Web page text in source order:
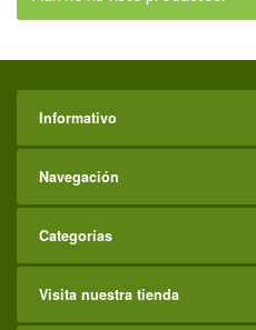
Informativo
Navegación
Categorías
Visita nuestra tienda